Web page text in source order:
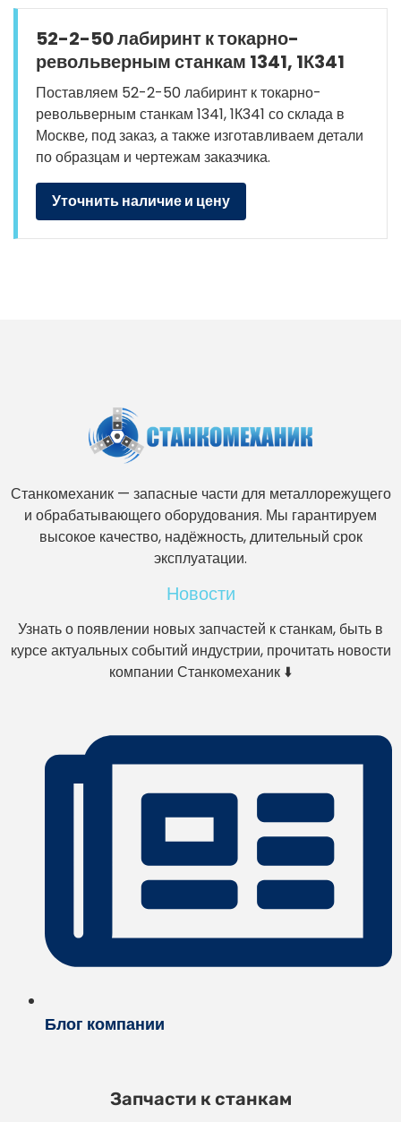
52-2-50 лабиринт к токарно-
револьверным станкам 1341, 1К341
Поставляем 52-2-50 лабиринт к токарно-
револьверным станкам 1341, 1К341 со склада в
Москве, под заказ, а также изготавливаем детали
по образцам и чертежам заказчика.
Уточнить наличие и цену
Станкомеханик — запасные части для металлорежущего
и обрабатывающего оборудования. Мы гарантируем
высокое качество, надёжность, длительный срок
эксплуатации.
Новости
Узнать о появлении новых запчастей к станкам, быть в
курсе актуальных событий индустрии, прочитать новости
компании Станкомеханик ⬇️
Блог компании
Запчасти к станкам